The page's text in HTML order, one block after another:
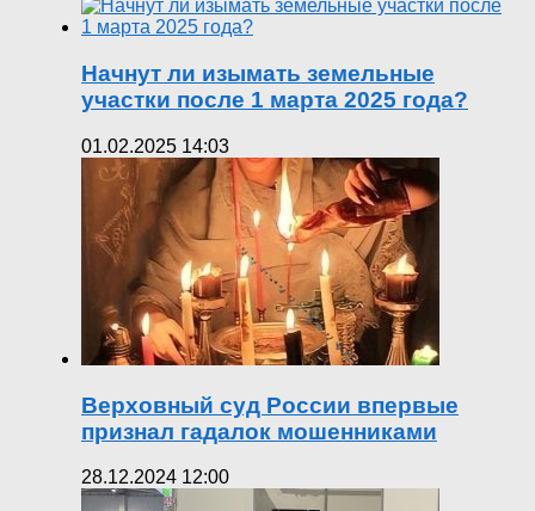
Начнут ли изымать земельные
участки после 1 марта 2025 года?
01.02.2025 14:03
Верховный суд России впервые
признал гадалок мошенниками
28.12.2024 12:00